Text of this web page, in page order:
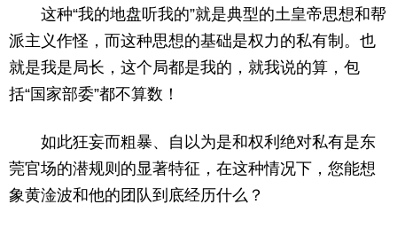
这种“我的地盘听我的”就是典型的土皇帝思想和帮
派主义作怪，而这种思想的基础是权力的私有制。也
就是我是局长，这个局都是我的，就我说的算，包
括“国家部委”都不算数！
如此狂妄而粗暴、自以为是和权利绝对私有是东
莞官场的潜规则的显著特征，在这种情况下，您能想
象黄淦波和他的团队到底经历什么？